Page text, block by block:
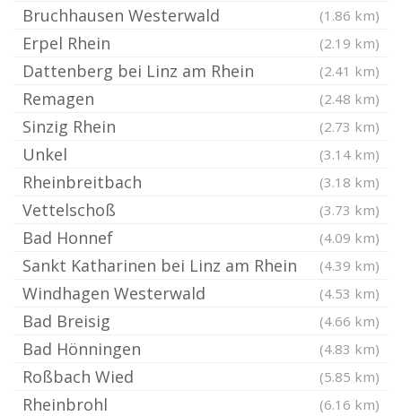
Bruchhausen Westerwald (1.86 km)
Erpel Rhein (2.19 km)
Dattenberg bei Linz am Rhein (2.41 km)
Remagen (2.48 km)
Sinzig Rhein (2.73 km)
Unkel (3.14 km)
Rheinbreitbach (3.18 km)
Vettelschoß (3.73 km)
Bad Honnef (4.09 km)
Sankt Katharinen bei Linz am Rhein (4.39 km)
Windhagen Westerwald (4.53 km)
Bad Breisig (4.66 km)
Bad Hönningen (4.83 km)
Roßbach Wied (5.85 km)
Rheinbrohl (6.16 km)